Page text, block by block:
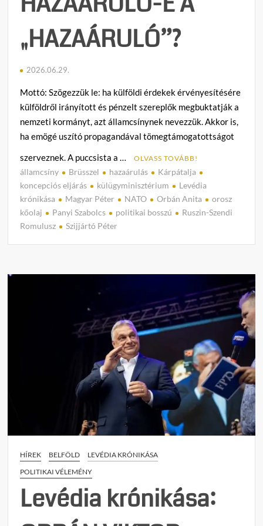
„HAZAÁRULÓ”?
2026.06.29.
Mottó: Szögezzük le: ha külföldi érdekek érvényesítésére
külföldről irányított és pénzelt szereplők megbuktatják a
nemzeti kormányt, azt államcsínynek nevezzük. Akkor is,
ha emögé uszító propagandával tömegtámogatottságot
szerveznek. A puccsista a …
OLVASS TOVÁBB!
államcsíny Brüsszel hazaárulás
Kárpátalja
koncepciós eljárás
külügyminisztérium
Levédia
krónikása
Magyar Péter NATO Orbán Anita
orosz
kőolaj
Panyi Szabolcs politikai bosszú
Ruszin-Szendi
Romulusz
Szijjártó Péter
on
E
A
HÍREK BELFÖLD
LEVÉDIA KRÓNIKÁSA
POLITIKAI VÉLEMÉNY
Levédia krónikása: